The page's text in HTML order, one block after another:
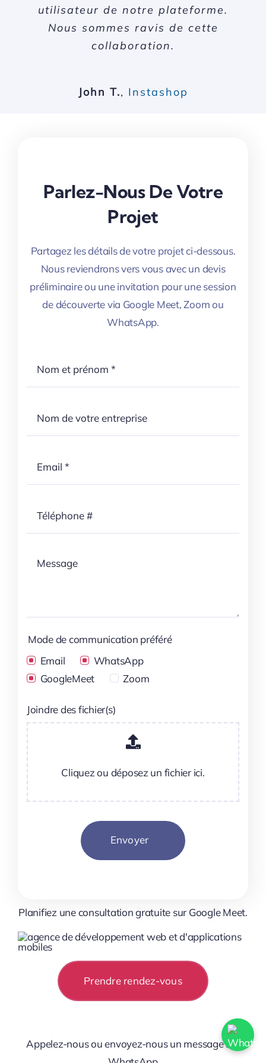
utilisateur de notre plateforme.
Nous sommes ravis de cette
collaboration.
John T., Instashop
opérations et notre présence
digitale.
& Resorts
recommandons vivement leur
expertise.
Parlez-Nous De Votre
Projet
Partagez les détails de votre projet ci-dessous.
Nous reviendrons vers vous avec un devis
préliminaire ou une invitation pour une session
de découverte via Google Meet, Zoom ou
WhatsApp.
Mode de communication préféré
Email
WhatsApp
GoogleMeet
Zoom
Joindre des fichier(s)
Cliquez ou déposez un fichier ici.
Envoyer
Planifiez une consultation gratuite sur Google Meet.
Prendre rendez-vous
Appelez-nous ou envoyez-nous un message sur